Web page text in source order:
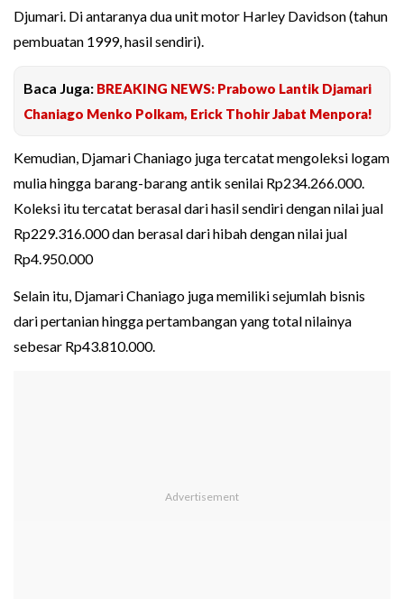
Djumari. Di antaranya dua unit motor Harley Davidson (tahun
pembuatan 1999, hasil sendiri).
Baca Juga: BREAKING NEWS: Prabowo Lantik Djamari
Chaniago Menko Polkam, Erick Thohir Jabat Menpora!
Kemudian, Djamari Chaniago juga tercatat mengoleksi logam
mulia hingga barang-barang antik senilai Rp234.266.000.
Koleksi itu tercatat berasal dari hasil sendiri dengan nilai jual
Rp229.316.000 dan berasal dari hibah dengan nilai jual
Rp4.950.000
Selain itu, Djamari Chaniago juga memiliki sejumlah bisnis
dari pertanian hingga pertambangan yang total nilainya
sebesar Rp43.810.000.